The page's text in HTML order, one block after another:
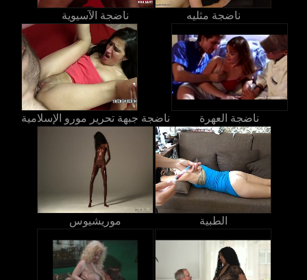
ناضجة الآسيوية ناضجة مثليه
ناضجة جبهة تحرير مورو الإسلامية ناضجة العهرة
موريشيوس الطبية